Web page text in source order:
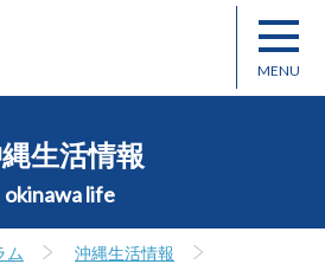
生活情報
okinawa life
ム
沖縄生活情報